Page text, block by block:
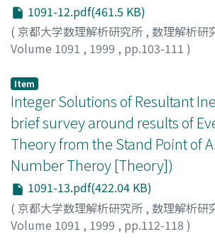
1091-12.pdf(461.5 KB)
( 京都大学数理解析研究所 , 数理解析研
Volume 1091 , 1999 , pp.103-111 )
ライ, ノブヒロ
Item
Integer Solutions of Resultant
brief survey around results of
Theory from the Stand Point of
Number Theroy [Theory])
1091-13.pdf(422.04 KB)
( 京都大学数理解析研究所 , 数理解析研
Volume 1091 , 1999 , pp.112-118 )